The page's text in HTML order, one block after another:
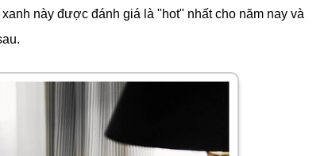
này được đánh giá là "hot" nhất cho năm nay và